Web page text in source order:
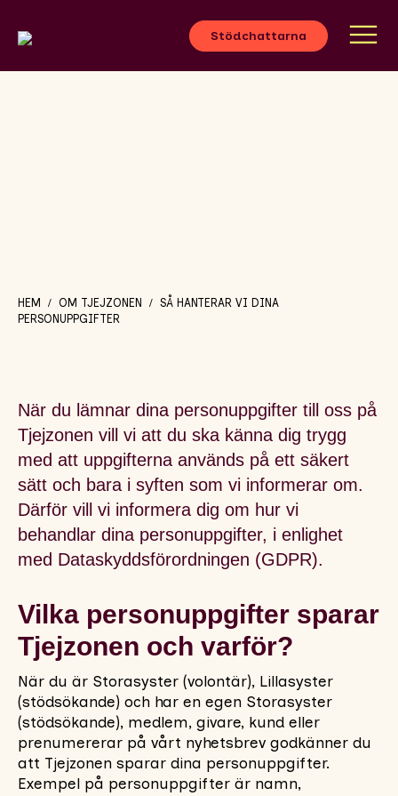
Stödchattarna
HEM / OM TJEJZONEN / SÅ HANTERAR VI DINA
PERSONUPPGIFTER
När du lämnar dina personuppgifter till oss på
Tjejzonen vill vi att du ska känna dig trygg
med att uppgifterna används på ett säkert
sätt och bara i syften som vi informerar om.
Därför vill vi informera dig om hur vi
behandlar dina personuppgifter, i enlighet
med Dataskyddsförordningen (GDPR).
Vilka personuppgifter sparar
Tjejzonen och varför?
När du är Storasyster (volontär), Lillasyster
(stödsökande) och har en egen Storasyster
(stödsökande), medlem, givare, kund eller
prenumererar på vårt nyhetsbrev godkänner du
att Tjejzonen sparar dina personuppgifter.
Exempel på personuppgifter är namn,